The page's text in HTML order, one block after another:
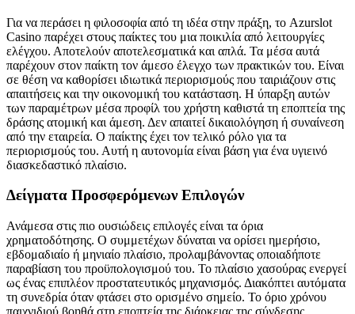
Για να περάσει η φιλοσοφία από τη ιδέα στην πράξη, το Azurslot
Casino παρέχει στους παίκτες του μια ποικιλία από λειτουργίες
ελέγχου. Αποτελούν αποτελεσματικά και απλά. Τα μέσα αυτά
παρέχουν στον παίκτη τον άμεσο έλεγχο των πρακτικών του. Είναι
σε θέση να καθορίσει ιδιωτικά περιορισμούς που ταιριάζουν στις
απαιτήσεις και την οικονομική του κατάσταση. Η ύπαρξη αυτών
των παραμέτρων μέσα προφίλ του χρήστη καθιστά τη εποπτεία της
δράσης ατομική και άμεση. Δεν απαιτεί δικαιολόγηση ή συναίνεση
από την εταιρεία. Ο παίκτης έχει τον τελικό ρόλο για τα
περιορισμούς του. Αυτή η αυτονομία είναι βάση για ένα υγιεινό
διασκεδαστικό πλαίσιο.
Δείγματα Προσφερόμενων Επιλογών
Ανάμεσα στις πιο ουσιώδεις επιλογές είναι τα όρια
χρηματοδότησης. Ο συμμετέχων δύναται να ορίσει ημερήσιο,
εβδομαδιαίο ή μηνιαίο πλαίσιο, προλαμβάνοντας οποιαδήποτε
παραβίαση του προϋπολογισμού του. Το πλαίσιο χασούρας ενεργεί
ως ένας επιπλέον προστατευτικός μηχανισμός. Διακόπτει αυτόματα
τη συνεδρία όταν φτάσει στο ορισμένο σημείο. Το όριο χρόνου
παιχνιδιού βοηθά στη εποπτεία της διάρκειας της σύνδεσης,